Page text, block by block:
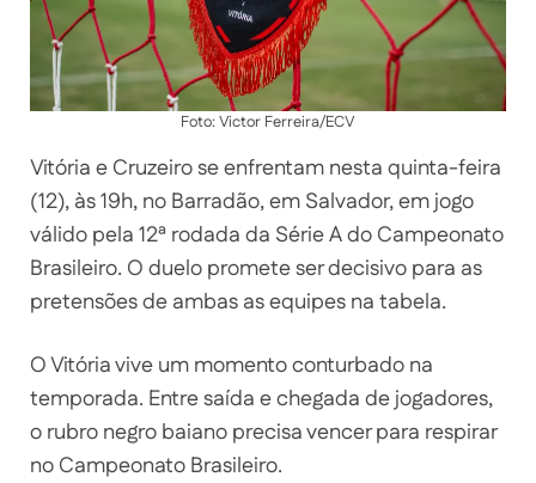
Foto: Victor Ferreira/ECV
Vitória e Cruzeiro se enfrentam nesta quinta-feira
(12), às 19h, no Barradão, em Salvador, em jogo
válido pela 12ª rodada da Série A do Campeonato
Brasileiro. O duelo promete ser decisivo para as
pretensões de ambas as equipes na tabela.
O Vitória vive um momento conturbado na
temporada. Entre saída e chegada de jogadores,
o rubro negro baiano precisa vencer para respirar
no Campeonato Brasileiro.